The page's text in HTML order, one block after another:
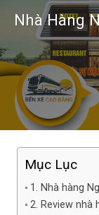
Nhà Hàng
Mục Lục
1. Nhà hàng
2. Review nhà